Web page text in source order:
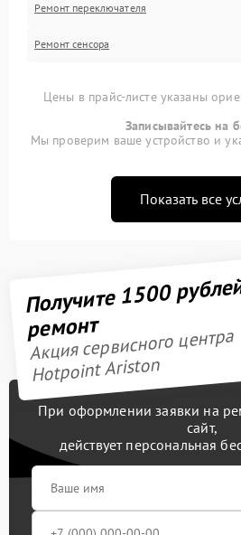
Ремонт переключателя
Ремонт сенсора
Цены в прайс-листе указаны
Записывайтесь на
Мы проверим ваше устройство и
Показать все
Получите 1500
ремонт
Акция сервисного центра
Hotpoint Ariston
При оформлении заявки на
сайт,
действует персональная